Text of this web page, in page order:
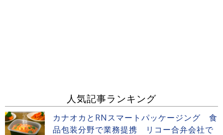
人気記事ランキング
カナオカとRNスマートパッケージング 食
品包装分野で業務提携 リコー合弁会社で